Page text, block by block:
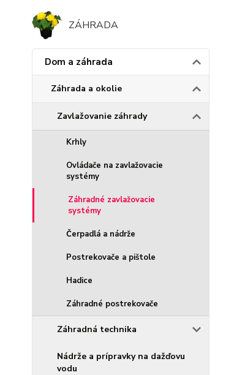
ZÁHRADA
Dom a záhrada
Záhrada a okolie
Zavlažovanie záhrady
Krhly
Ovládače na zavlažovacie
systémy
Záhradné zavlažovacie
systémy
Čerpadlá a nádrže
Postrekovače a pištole
Hadice
Záhradné postrekovače
Záhradná technika
Nádrže a prípravky na dažďovu
vodu